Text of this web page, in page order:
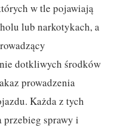
w tle pojawiają
lub narkotykach, a
dotkliwych środków
prowadzenia
Każda z tych
przebieg sprawy i